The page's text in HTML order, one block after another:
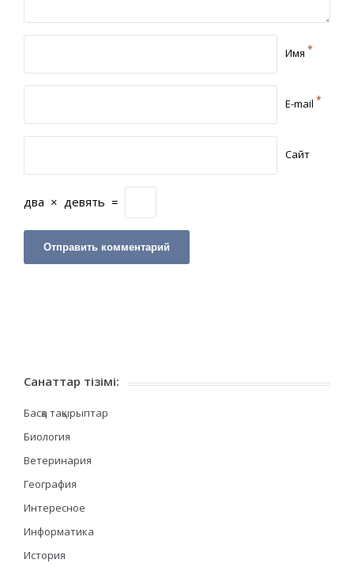
Имя *
E-mail *
Сайт
два × девять =
Санаттар тізімі:
Басқа тақырыптар
Биология
Ветеринария
География
Интересное
Информатика
История